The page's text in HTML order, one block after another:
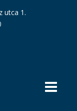
utca 1.